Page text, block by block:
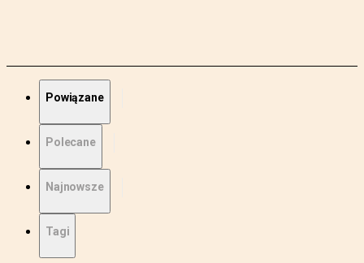
Powiązane
Polecane
Najnowsze
Tagi